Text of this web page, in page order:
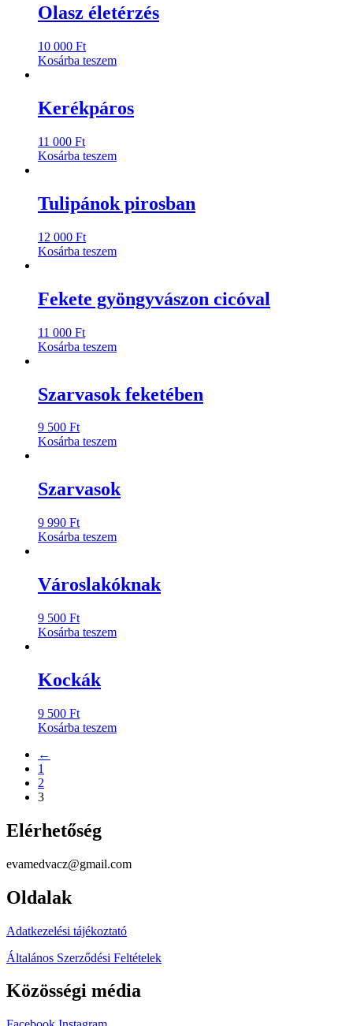
Olasz életérzés
10 000 Ft
Kosárba teszem
Kerékpáros
11 000 Ft
Kosárba teszem
Tulipánok pirosban
12 000 Ft
Kosárba teszem
Fekete gyöngyvászon cicóval
11 000 Ft
Kosárba teszem
Szarvasok feketében
9 500 Ft
Kosárba teszem
Szarvasok
9 990 Ft
Kosárba teszem
Városlakóknak
9 500 Ft
Kosárba teszem
Kockák
9 500 Ft
Kosárba teszem
←
1
2
3
Elérhetőség
evamedvacz@gmail.com
Oldalak
Adatkezelési tájékoztató
Általános Szerződési Feltételek
Közösségi média